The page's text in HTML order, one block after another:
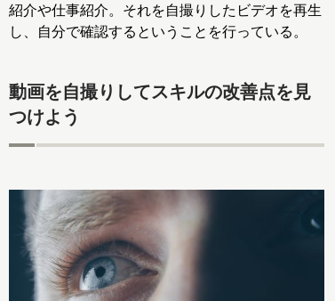
紹介や仕事紹介。それを自撮りしたビデオを再生
し、自分で確認するということを行っている。
動画を自撮りしてスキルの改善点を見
つけよう